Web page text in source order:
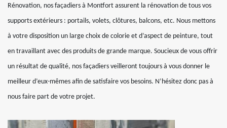
Rénovation, nos façadiers à Montfort assurent la rénovation de tous vos
supports extérieurs : portails, volets, clôtures, balcons, etc. Nous mettons
à votre disposition un large choix de colorie et d’aspect de peinture, tout
en travaillant avec des produits de grande marque. Soucieux de vous offrir
un résultat de qualité, nos façadiers veilleront toujours à vous donner le
meilleur d’eux-mêmes afin de satisfaire vos besoins. N’hésitez donc pas à
nous faire part de votre projet.